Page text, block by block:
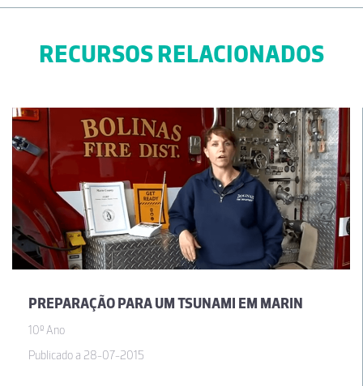
RECURSOS RELACIONADOS
PREPARAÇÃO PARA UM TSUNAMI EM MARIN
10º Ano
Publicado a 28-07-2015